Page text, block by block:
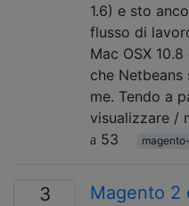
1.6) e sto
flusso di
Mac OSX
che
me. Tendo a
visualizzare /
53
3
Magento 2